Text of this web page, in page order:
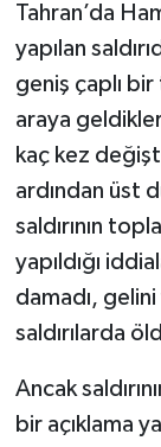
Tahran’da
yapılan
geniş çaplı
araya
kaç kez
ardından üst
saldırının
yapıldığı
damadı,
saldırılarda
Ancak
bir açıklama